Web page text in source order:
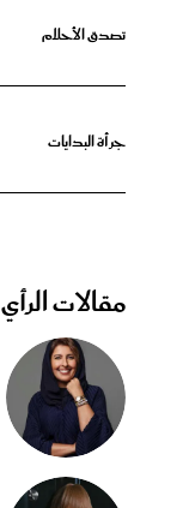
تصدق الأحلام
جرأة البدايات
مقالات الرأي